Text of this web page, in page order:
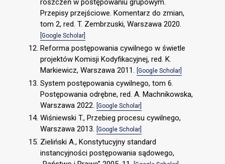
roszczeń w postępowaniu grupowym.
Przepisy przejściowe. Komentarz do zmian,
tom 2, red. T. Zembrzuski, Warszawa 2020.
[Google Scholar]
Reforma postępowania cywilnego w świetle
projektów Komisji Kodyfikacyjnej, red. K.
Markiewicz, Warszawa 2011. [Google Scholar]
System postępowania cywilnego, tom 6.
Postępowania odrębne, red. A. Machnikowska,
Warszawa 2022. [Google Scholar]
Wiśniewski T., Przebieg procesu cywilnego,
Warszawa 2013. [Google Scholar]
Zieliński A., Konstytucyjny standard
instancyjności postępowania sądowego,